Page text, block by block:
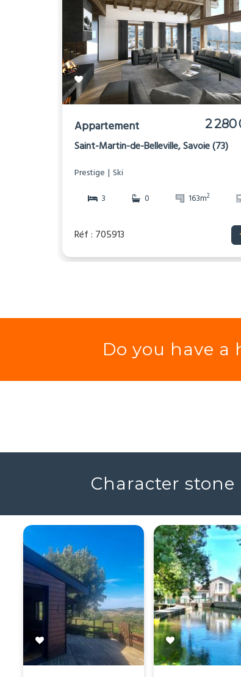
Appartement 2
Saint-Martin-de-Belleville, Savoie (73)
Prestige
Ski
3
0 163m2
Réf : 705913
Do you have a
Character